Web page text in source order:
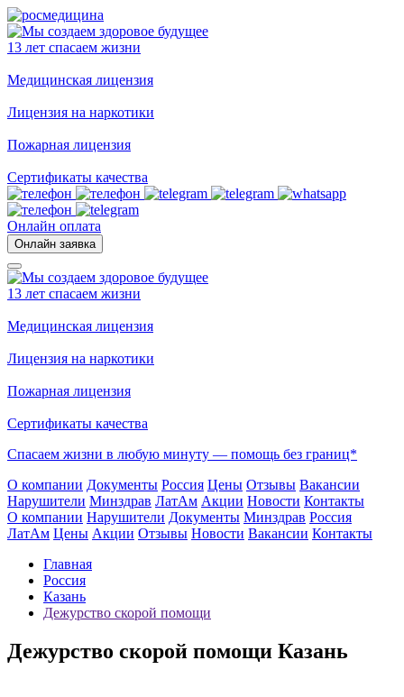
13 лет спасаем жизни
Медицинская лицензия
Лицензия на наркотики
Пожарная лицензия
Сертификаты качества
Онлайн оплата
Онлайн заявка
13 лет спасаем жизни
Медицинская лицензия
Лицензия на наркотики
Пожарная лицензия
Сертификаты качества
Спасаем жизни в любую минуту — помощь без границ*
О компании Документы Россия Цены Отзывы Вакансии
Нарушители Минздрав ЛатАм Акции Новости Контакты
О компании Нарушители Документы Минздрав Россия
ЛатАм Цены Акции Отзывы Новости Вакансии Контакты
Главная
Россия
Казань
Дежурство скорой помощи
Дежурство скорой помощи Казань